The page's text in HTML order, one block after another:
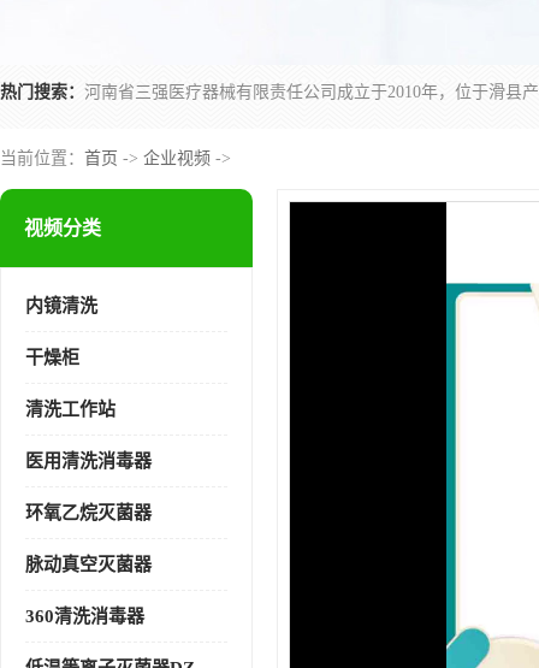
热门搜索：
当前位置： 首页 -> 企业视频 ->
视频分类
内镜清洗
干燥柜
清洗工作站
医用清洗消毒器
环氧乙烷灭菌器
脉动真空灭菌器
360清洗消毒器